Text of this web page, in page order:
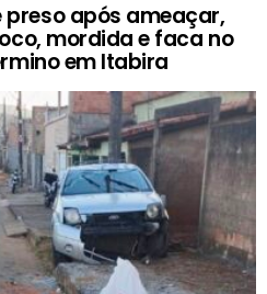
preso após ameaçar,
mordida e faca no
em Itabira